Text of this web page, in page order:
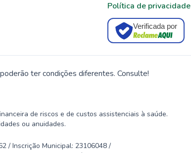
Política de privacidade
Verificada por
ter condições diferentes. Consulte!
de riscos e de custos assistenciais à saúde.
ou anuidades.
/ Inscrição Municipal: 23106048 /